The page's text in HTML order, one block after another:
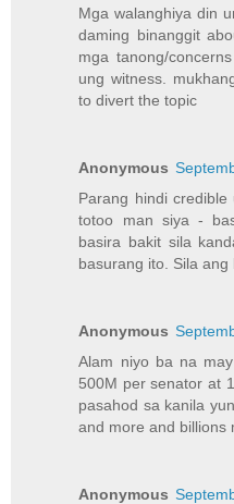
Mga walanghiya din
daming binanggit
mga tanong/
ung witness.
to divert the topic
Anonymous
Parang hindi
totoo man siya -
basira bakit sila
basurang ito. Sila ang
Anonymous
Alam niyo ba na
500M per senator at
pasahod sa kanila
and more and billions
Anonymous